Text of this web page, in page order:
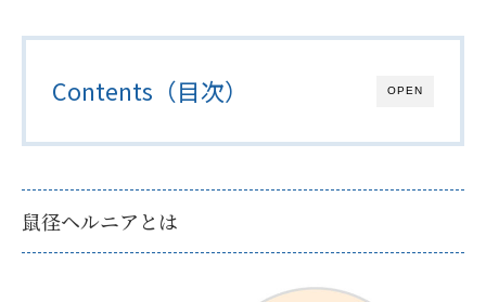
OPEN
Contents（目次）
鼠径ヘルニアとは